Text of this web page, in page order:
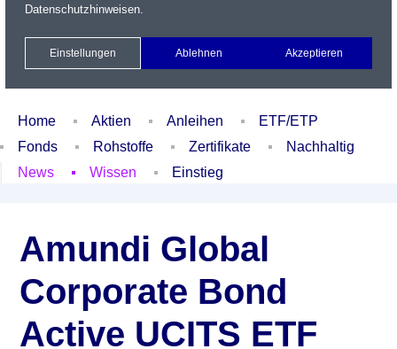
Xetra Realtime
Watchlist Portfolio Login
Home Aktien Anleihen
ETF/ETP
Fonds
Rohstoffe Zertifikate
Nachhaltig
News
Wissen Einstieg
Amundi Global
Corporate Bond
Active UCITS ETF
Datenschutzhinweisen.
Einstellungen Ablehnen Akzeptieren